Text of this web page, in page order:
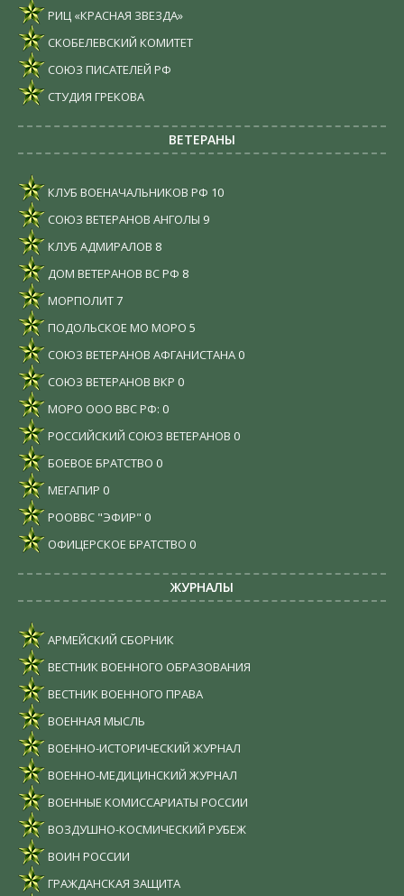
РИЦ «КРАСНАЯ ЗВЕЗДА»
СКОБЕЛЕВСКИЙ КОМИТЕТ
СОЮЗ ПИСАТЕЛЕЙ РФ
СТУДИЯ ГРЕКОВА
ВЕТЕРАНЫ
КЛУБ ВОЕНАЧАЛЬНИКОВ РФ 10
СОЮЗ ВЕТЕРАНОВ АНГОЛЫ 9
КЛУБ АДМИРАЛОВ 8
ДОМ ВЕТЕРАНОВ ВС РФ 8
МОРПОЛИТ7
ПОДОЛЬСКОЕ МО МОРО 5
СОЮЗ ВЕТЕРАНОВ АФГАНИСТАНА 0
СОЮЗ ВЕТЕРАНОВ ВКР 0
МОРО ООО ВВС РФ: 0
РОССИЙСКИЙ СОЮЗ ВЕТЕРАНОВ 0
БОЕВОЕ БРАТСТВО 0
МЕГАПИР 0
РООВВС "ЭФИР" 0
ОФИЦЕРСКОЕ БРАТСТВО 0
ЖУРНАЛЫ
АРМЕЙСКИЙ СБОРНИК
ВЕСТНИК ВОЕННОГО ОБРАЗОВАНИЯ
ВЕСТНИК ВОЕННОГО ПРАВА
ВОЕННАЯ МЫСЛЬ
ВОЕННО-ИСТОРИЧЕСКИЙ ЖУРНАЛ
ВОЕННО-МЕДИЦИНСКИЙ ЖУРНАЛ
ВОЕННЫЕ КОМИССАРИАТЫ РОССИИ
ВОЗДУШНО-КОСМИЧЕСКИЙ РУБЕЖ
ВОИН РОССИИ
ГРАЖДАНСКАЯ ЗАЩИТА